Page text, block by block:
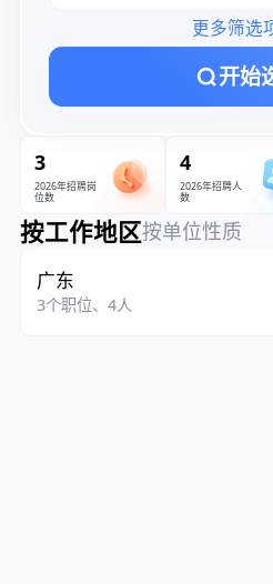
更多筛选
开始
3
2026年招聘岗
位数
4
2026年招聘人
数
按工作地区按单位性质
广东
3个职位、4人